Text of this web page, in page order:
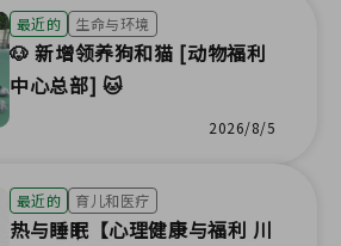
最近的 生命与环境
🐶 新增领养狗和猫 [动物福利
中心总部] 🐱
2026/8/5
最近的 育儿和医疗
热与睡眠【心理健康与福利 川